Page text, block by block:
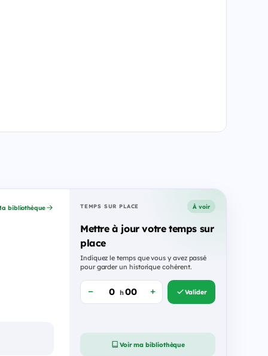
bibliothèque TEMPS SUR PLACE À voir
Mettre à jour votre temps sur
place
Indiquez le temps que vous y avez passé
pour garder un historique cohérent.
h Valider
Voir ma bibliothèque